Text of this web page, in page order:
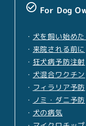
check_circle_outline For Dog
・ 犬を飼い始めた
・ 来院される前に
・ 狂犬病予防注射
・ 犬混合ワクチン
・ フィラリア予防
・ ノミ・ダニ予防
・ 犬の病気